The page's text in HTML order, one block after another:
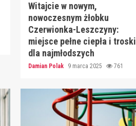
Witajcie w nowym,
nowoczesnym żłobku
Czerwionka-Leszczyny:
miejsce pełne ciepła i troski
dla najmłodszych
Damian Polak 9 marca 2025 761